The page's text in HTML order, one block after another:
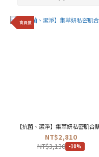
會員價
【抗菌、潔淨】集萃妍私密肌合
NT$2,810
NT$3,130 -10%